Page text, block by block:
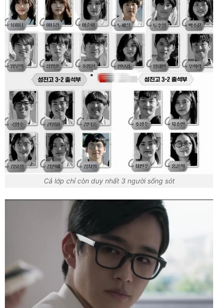
Cả lớp chỉ còn duy nhất 3 người sống sót